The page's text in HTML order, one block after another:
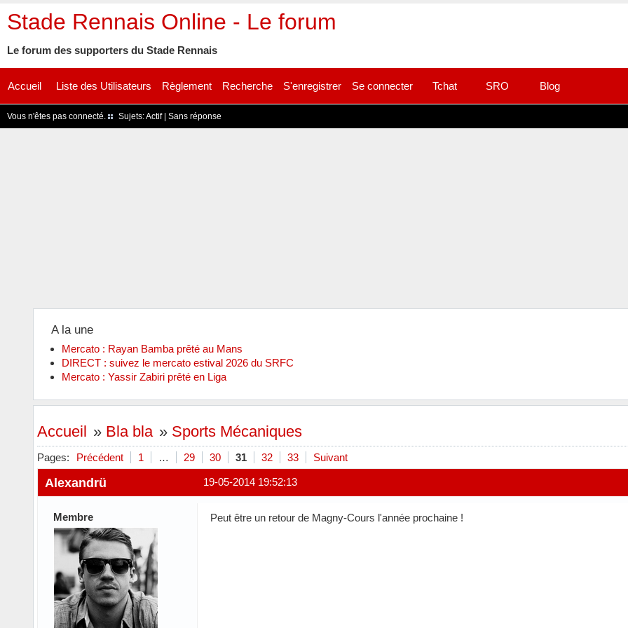
Stade Rennais Online - Le forum
Le forum des supporters du Stade Rennais
Accueil Liste des Utilisateurs Règlement Recherche S'enregistrer Se connecter Tchat SRO Blog
Vous n'êtes pas connecté. Sujets:Actif| Sans réponse
A la une
Mercato : Rayan Bamba prêté au Mans
DIRECT : suivez le mercato estival 2026 du SRFC
Mercato : Yassir Zabiri prêté en Liga
Accueil » Bla bla » Sports Mécaniques
Pages: Précédent 1 … 29 30 31 32 33 Suivant
19-05-2014 19:52:13
Alexandrü
Membre Peut être un retour de Magny-Cours l'année prochaine !